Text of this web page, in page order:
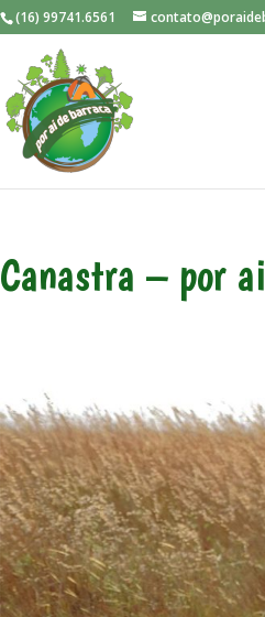
(16) 99741.6561
Canastra – por